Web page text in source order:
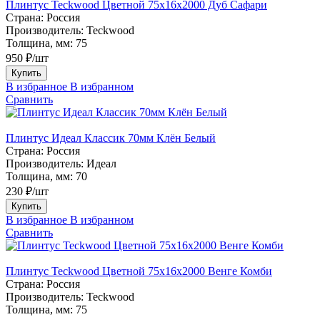
Плинтус Teckwood Цветной 75х16х2000 Дуб Сафари
Страна: Россия
Производитель: Teckwood
Толщина, мм: 75
950 ₽/шт
Купить
В избранное В избранном
Сравнить
Плинтус Идеал Классик 70мм Клён Белый
Страна: Россия
Производитель: Идеал
Толщина, мм: 70
230 ₽/шт
Купить
В избранное В избранном
Сравнить
Плинтус Teckwood Цветной 75х16х2000 Венге Комби
Страна: Россия
Производитель: Teckwood
Толщина, мм: 75